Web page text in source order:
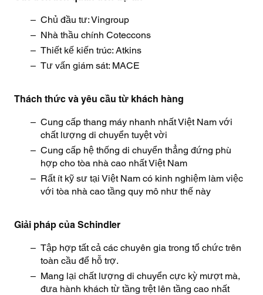
Chủ đầu tư: Vingroup
Nhà thầu chính Coteccons
Thiết kế kiến trúc: Atkins
Tư vấn giám sát: MACE
Thách thức và yêu cầu từ khách hàng
Cung cấp thang máy nhanh nhất Việt Nam với
chất lượng di chuyển tuyệt vời
Cung cấp hệ thống di chuyển thẳng đứng phù
hợp cho tòa nhà cao nhất Việt Nam
Rất ít kỹ sư tại Việt Nam có kinh nghiệm làm việc
với tòa nhà cao tầng quy mô như thế này
Giải pháp của Schindler
Tập hợp tất cả các chuyên gia trong tổ chức trên
toàn cầu để hỗ trợ.
Mang lại chất lượng di chuyển cực kỳ mượt mà,
đưa hành khách từ tầng trệt lên tầng cao nhất